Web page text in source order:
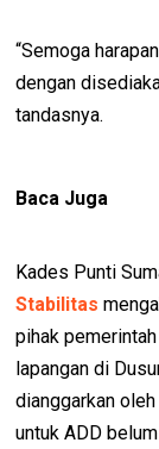
“Semoga
dengan
tandasnya.
Baca Juga
Kades Punti
Stabilitas
pihak
lapangan di
dianggarkan
untuk ADD